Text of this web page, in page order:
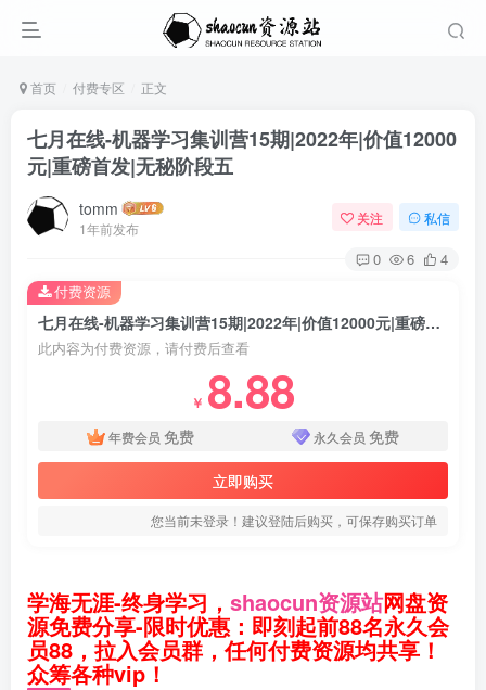
首页 付费专区 正文
七月在线-机器学习集训营15期|2022年|价值12000
元|重磅首发|无秘阶段五
tomm
1年前发布
关注 私信
0 6 4
七月在线-机器学习集训营15期|2022年|价值12000元|重磅首发|无秘阶段五
此内容为付费资源，请付费后查看
￥ 8.88
年费会员 免费 永久会员 免费
立即购买
您当前未登录！建议登陆后购买，可保存购买订单
付费资源
学海无涯-终身学习， shaocun资源站网盘资
源免费分享-限时优惠：即刻起前88名永久会
员88，拉入会员群，任何付费资源均共享！
众筹各种vip！